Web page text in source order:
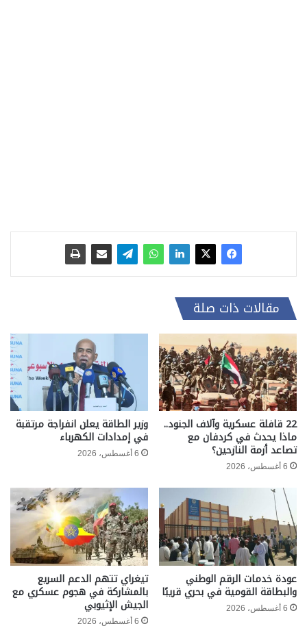
مقالات ذات صلة
22 قافلة عسكرية وآلاف الجنود..
ماذا يحدث في كردفان مع
تصاعد أزمة النازحين؟
6 أغسطس، 2026
وزير الطاقة يعلن انفراجة مرتقبة
في إمدادات الكهرباء
6 أغسطس، 2026
عودة خدمات الرقم الوطني
والبطاقة القومية في بحري قريبًا
6 أغسطس، 2026
تيغراي تتهم الدعم السريع
بالمشاركة في هجوم عسكري مع
الجيش الإثيوبي
6 أغسطس، 2026